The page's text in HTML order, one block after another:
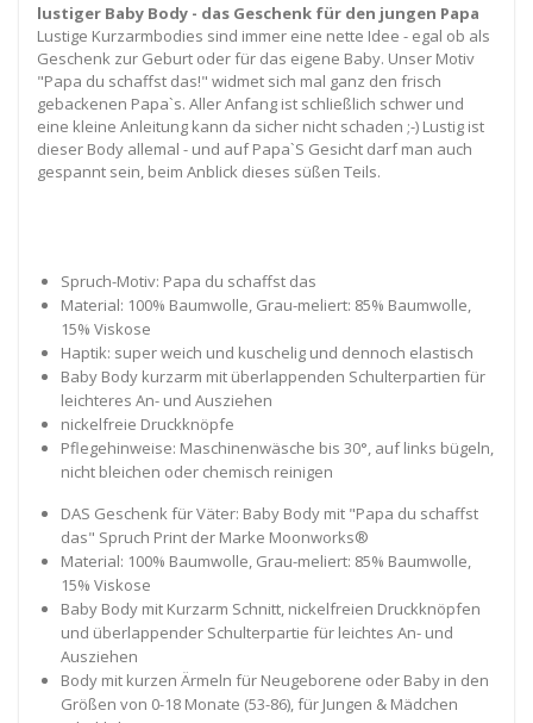
lustiger Baby Body - das Geschenk für den jungen Papa
Lustige Kurzarmbodies sind immer eine nette Idee - egal ob als
Geschenk zur Geburt oder für das eigene Baby. Unser Motiv
"Papa du schaffst das!" widmet sich mal ganz den frisch
gebackenen Papa`s. Aller Anfang ist schließlich schwer und
eine kleine Anleitung kann da sicher nicht schaden ;-) Lustig ist
dieser Body allemal - und auf Papa`S Gesicht darf man auch
gespannt sein, beim Anblick dieses süßen Teils.
Spruch-Motiv: Papa du schaffst das
Material: 100% Baumwolle, Grau-meliert: 85% Baumwolle,
15% Viskose
Haptik: super weich und kuschelig und dennoch elastisch
Baby Body kurzarm mit überlappenden Schulterpartien für
leichteres An- und Ausziehen
nickelfreie Druckknöpfe
Pflegehinweise: Maschinenwäsche bis 30°, auf links bügeln,
nicht bleichen oder chemisch reinigen
DAS Geschenk für Väter: Baby Body mit "Papa du schaffst
das" Spruch Print der Marke Moonworks®
Material: 100% Baumwolle, Grau-meliert: 85% Baumwolle,
15% Viskose
Baby Body mit Kurzarm Schnitt, nickelfreien Druckknöpfen
und überlappender Schulterpartie für leichtes An- und
Ausziehen
Body mit kurzen Ärmeln für Neugeborene oder Baby in den
Größen von 0-18 Monate (53-86), für Jungen & Mädchen